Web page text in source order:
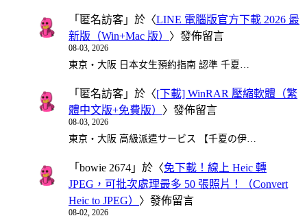
「 匿名訪客 」於〈LINE 電腦版官方下載 2026 最
新版（Win+Mac 版） 〉發佈留言
08-03, 2026
東京・大阪 日本女生預約指南 認準 千夏…
「 匿名訪客 」於〈[下載] WinRAR 壓縮軟體（繁
體中文版+免費版） 〉發佈留言
08-03, 2026
東京・大阪 高級派遣サービス 【千夏の伊…
「 bowie 2674 」於〈免下載！線上 Heic 轉
JPEG，可批次處理最多 50 張照片！（Convert
Heic to JPEG） 〉發佈留言
08-02, 2026